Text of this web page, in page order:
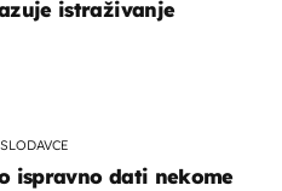
istraživanje
ispravno dati nekome